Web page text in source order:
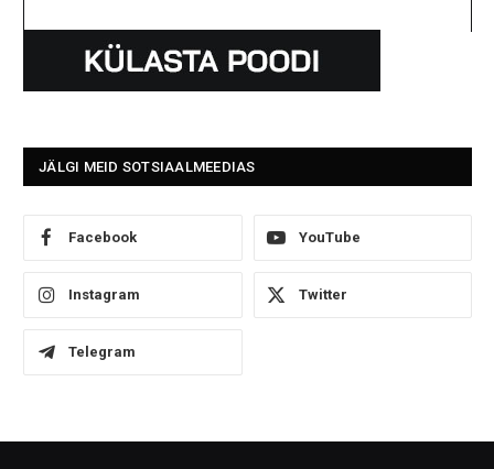
JÄLGI MEID SOTSIAALMEEDIAS
Facebook YouTube
Instagram Twitter
Telegram